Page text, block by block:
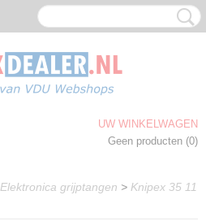
UW WINKELWAGEN
Geen producten (0)
Elektronica grijptangen > Knipex 35 11